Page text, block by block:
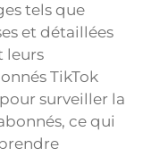
tels que
et détaillées
leurs
TikTok
surveiller la
ce qui